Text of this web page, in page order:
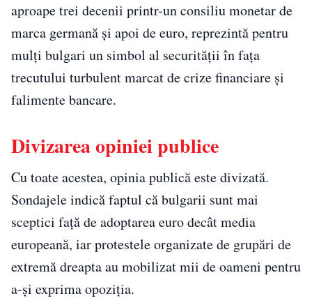
aproape trei decenii printr-un consiliu monetar de
marca germană și apoi de euro, reprezintă pentru
mulți bulgari un simbol al securității în fața
trecutului turbulent marcat de crize financiare și
falimente bancare.
Divizarea opiniei publice
Cu toate acestea, opinia publică este divizată.
Sondajele indică faptul că bulgarii sunt mai
sceptici față de adoptarea euro decât media
europeană, iar protestele organizate de grupări de
extremă dreapta au mobilizat mii de oameni pentru
a-și exprima opoziția.